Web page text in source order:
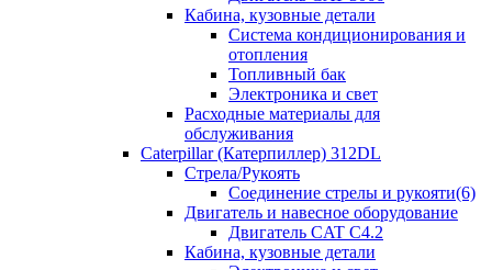
Кабина, кузовные детали
Система кондиционирования и
отопления
Топливный бак
Электроника и свет
Расходные материалы для
обслуживания
Caterpillar (Катерпиллер) 312DL
Стрела/Рукоять
Соединение стрелы и рукояти(6)
Двигатель и навесное оборудование
Двигатель CAT С4.2
Кабина, кузовные детали